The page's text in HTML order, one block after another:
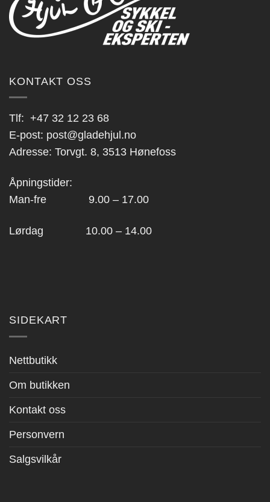
KONTAKT OSS
Tlf: +47 32 12 23 68
E-post: post@gladehjul.no
Adresse: Torvgt. 8, 3513 Hønefoss
Åpningstider:
Man-fre 9.00 – 17.00
Lørdag 10.00 – 14.00
SIDEKART
Nettbutikk
Om butikken
Kontakt oss
Personvern
Salgsvilkår